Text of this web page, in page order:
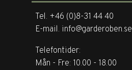
Tel. +46 (0)8-31 44 40
E-mail. info@garderoben.se
Telefontider:
Mån - Fre: 10.00 - 18.00